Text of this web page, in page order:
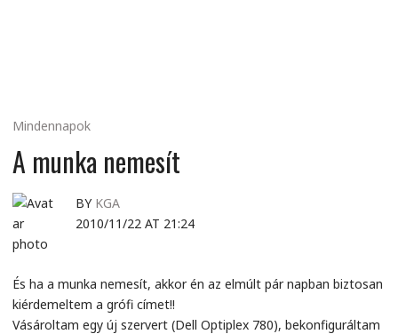
Mindennapok
A munka nemesít
BY KGA
2010/11/22 AT 21:24
És ha a munka nemesít, akkor én az elmúlt pár napban biztosan
kiérdemeltem a grófi címet!!
Vásároltam egy új szervert (Dell Optiplex 780), bekonfiguráltam